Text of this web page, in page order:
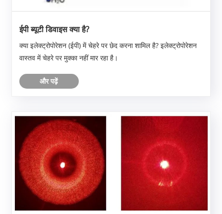
ईपी ब्यूटी डिवाइस क्या है?
क्या इलेक्ट्रोपोरेशन (ईपी) में चेहरे पर छेद करना शामिल है? इलेक्ट्रोपोरेशन
वास्तव में चेहरे पर मुक्का नहीं मार रहा है।
और पढ़ें